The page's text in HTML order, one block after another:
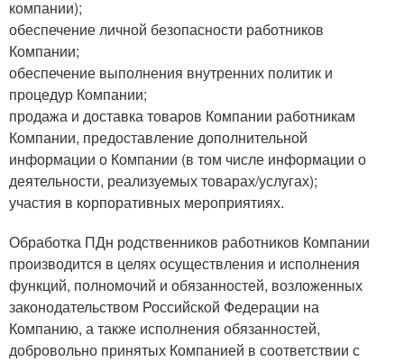
компании);
обеспечение личной безопасности работников
Компании;
обеспечение выполнения внутренних политик и
процедур Компании;
продажа и доставка товаров Компании работникам
Компании, предоставление дополнительной
информации о Компании (в том числе информации о
деятельности, реализуемых товарах/услугах);
участия в корпоративных мероприятиях.
Обработка ПДн родственников работников Компании
производится в целях осуществления и исполнения
функций, полномочий и обязанностей, возложенных
законодательством Российской Федерации на
Компанию, а также исполнения обязанностей,
добровольно принятых Компанией в соответствии с